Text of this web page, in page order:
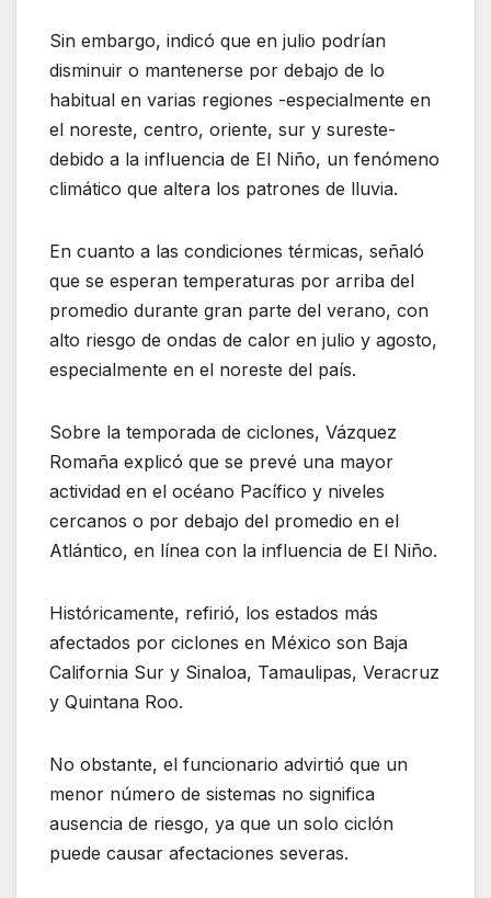
Sin embargo, indicó que en julio podrían
disminuir o mantenerse por debajo de lo
habitual en varias regiones -especialmente en
el noreste, centro, oriente, sur y sureste-
debido a la influencia de El Niño, un fenómeno
climático que altera los patrones de lluvia.
En cuanto a las condiciones térmicas, señaló
que se esperan temperaturas por arriba del
promedio durante gran parte del verano, con
alto riesgo de ondas de calor en julio y agosto,
especialmente en el noreste del país.
Sobre la temporada de ciclones, Vázquez
Romaña explicó que se prevé una mayor
actividad en el océano Pacífico y niveles
cercanos o por debajo del promedio en el
Atlántico, en línea con la influencia de El Niño.
Históricamente, refirió, los estados más
afectados por ciclones en México son Baja
California Sur y Sinaloa, Tamaulipas, Veracruz
y Quintana Roo.
No obstante, el funcionario advirtió que un
menor número de sistemas no significa
ausencia de riesgo, ya que un solo ciclón
puede causar afectaciones severas.